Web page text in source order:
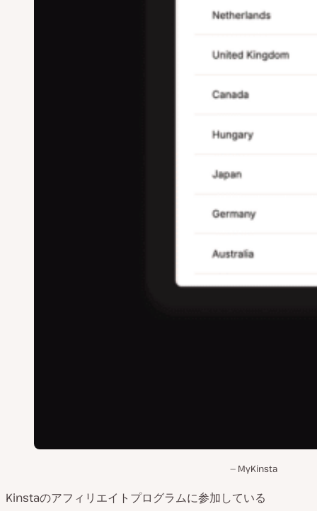
MyKinsta
Kinstaのアフィリエイトプログラムに参加している